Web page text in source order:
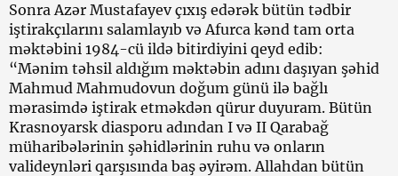
Sonra Azər Mustafayev çıxış edərək bütün tədbir
iştirakçılarını salamlayıb və Afurca kənd tam orta
məktəbini 1984-cü ildə bitirdiyini qeyd edib:
“Mənim təhsil aldığım məktəbin adını daşıyan şəhid
Mahmud Mahmudovun doğum günü ilə bağlı
mərasimdə iştirak etməkdən qürur duyuram. Bütün
Krasnoyarsk diasporu adından I və II Qarabağ
müharibələrinin şəhidlərinin ruhu və onların
valideynləri qarşısında baş əyirəm. Allahdan bütün